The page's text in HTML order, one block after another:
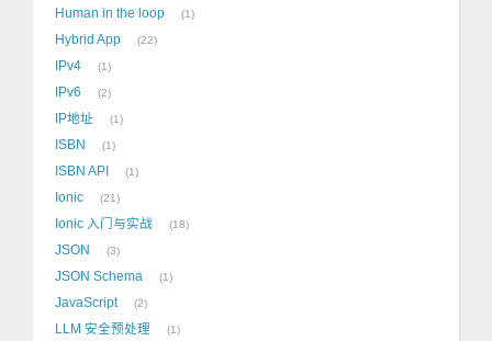
Human in the loop 1
Hybrid App 22
IPv4 1
IPv6 2
IP地址 1
ISBN 1
ISBN API 1
Ionic 21
Ionic 入门与实战 18
JSON 3
JSON Schema 1
JavaScript 2
LLM 安全预处理 1